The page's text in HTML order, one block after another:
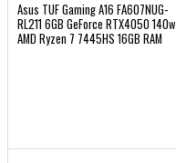
Asus TUF Gaming A16 FA607NUG-
RL211 6GB GeForce RTX4050 140w
AMD Ryzen 7 7445HS 16GB RAM